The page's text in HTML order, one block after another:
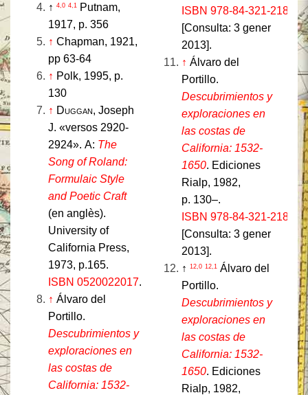
↑ 4,0 4,1 Putnam,
1917, p. 356
↑ Chapman, 1921,
pp 63-64
↑ Polk, 1995, p.
130
↑ Duggan, Joseph
J. «versos 2920-
2924». A: The
Song of Roland:
Formulaic Style
and Poetic Craft
(en anglès).
University of
California Press,
1973, p.165.
ISBN 0520022017.
↑ Álvaro del
Portillo.
Descubrimientos y
exploraciones en
las costas de
California: 1532-
ISBN 978-84-321-2189-0
[Consulta: 3 gener
2013].
↑ Álvaro del
Portillo.
Descubrimientos y
exploraciones en
las costas de
California: 1532-
1650. Ediciones
Rialp, 1982,
p. 130–.
ISBN 978-84-321-2189-0
[Consulta: 3 gener
2013].
↑ 12,0 12,1 Álvaro del
Portillo.
Descubrimientos y
exploraciones en
las costas de
California: 1532-
1650. Ediciones
Rialp, 1982,